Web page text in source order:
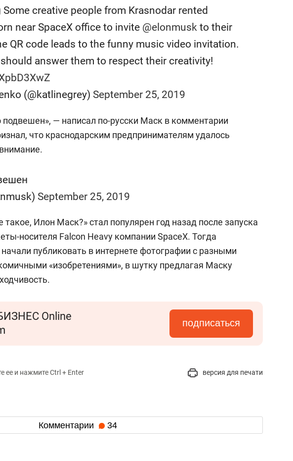
Some creative people from Krasnodar rented
near SpaceX office to invite @elonmusk to their
QR code leads to the funny music video invitation.
answer them to respect their creativity!
(@katlinegrey) September 25, 2019
— написал по-русски Маск в комментарии
что краснодарским предпринимателям удалось
September 25, 2019
Илон Маск?» стал популярен год назад после запуска
носителя Falcon Heavy компании SpaceX. Тогда
публиковать в интернете фотографии с разными
«изобретениями», в шутку предлагая Маску
Online
подписаться
ее и нажмите Ctrl + Enter версия для печати
Комментарии 34
состоянием как основа
антихрупких команд